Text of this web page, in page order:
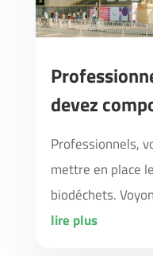
devez
Professionnels,
mettre en place
biodéchets.
lire plus